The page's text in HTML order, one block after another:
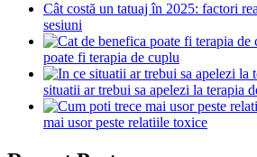
Cât costă un tatuaj în 2025: factori
sesiuni
poate fi terapia de cuplu
situatii ar trebui sa apelezi la terapia
mai usor peste relatiile toxice